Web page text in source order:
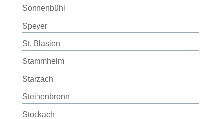
Sonnenbühl
Speyer
St. Blasien
Stammheim
Starzach
Steinenbronn
Stockach